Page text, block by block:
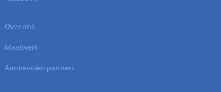
Over ons
Maatwerk
Aanbevolen partners